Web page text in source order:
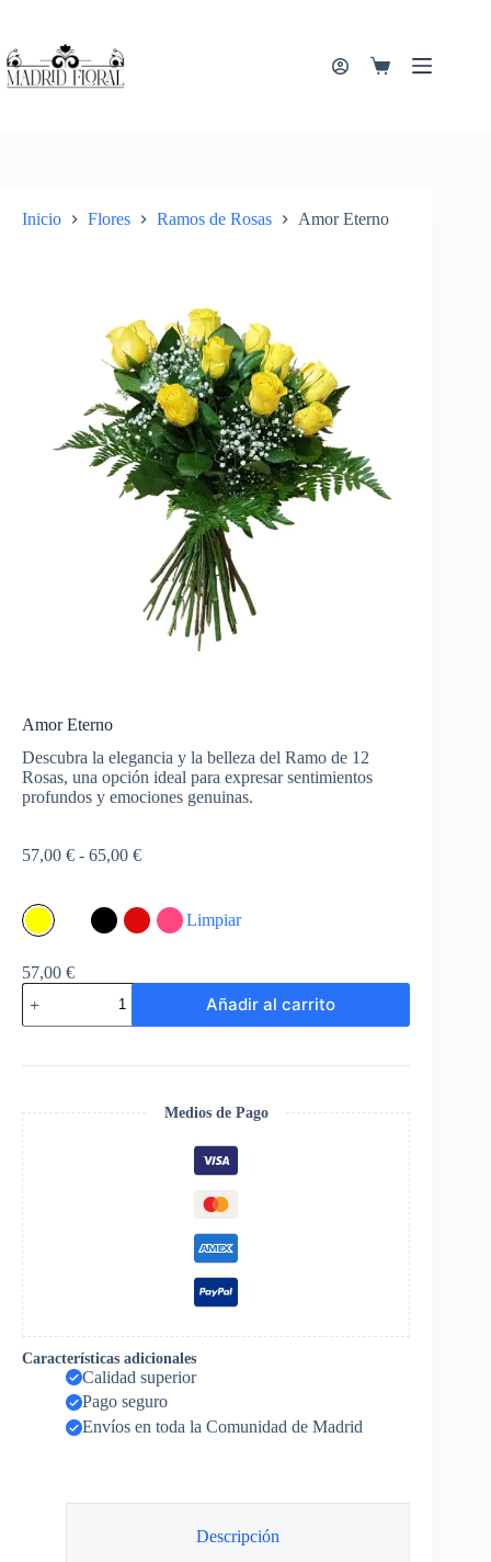
contenido
Carro
Inicio Flores Ramos de Rosas Amor Eterno
Amor Eterno
Descubra la elegancia y la belleza del Ramo de 12
Rosas, una opción ideal para expresar sentimientos
profundos y emociones genuinas.
57,00 € - 65,00 €Rango
desde
57,00 €
Limpiar
57,00 €
Amor
Eterno
cantidad
Añadir al carrito
Medios de Pago
Características adicionales
Calidad superior
Pago seguro
Envíos en toda la Comunidad de Madrid
Descripción